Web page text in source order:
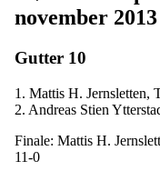
november 2013
Gutter 10
1. Mattis H. Jernsletten,
2. Andreas Stien
Finale: Mattis H.
11-0